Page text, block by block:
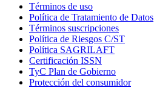
Términos de uso
in
new
window
Política de Tratamiento de Datos
Términos suscripciones
in
Política de Riesgos C/ST
Política SAGRILAFT
new
window
Certificación ISSN
in
new
TyC Plan de Gobierno
in
Protección del consumidorOpens